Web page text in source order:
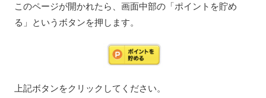
このページが開かれたら、画面中部の「ポイントを貯め
る」というボタンを押します。
上記ボタンをクリックしてください。